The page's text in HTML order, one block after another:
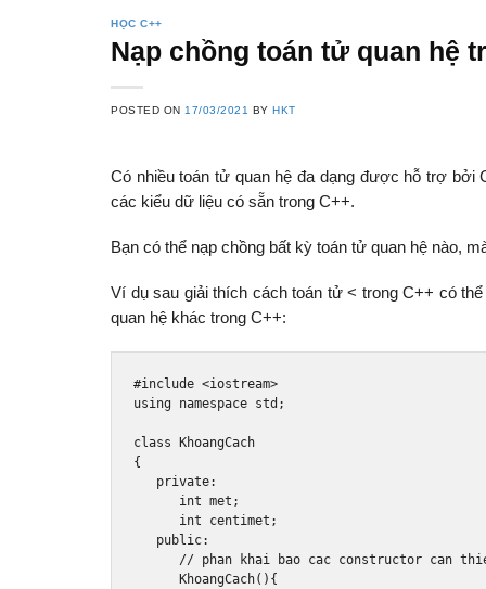
HỌC C++
Nạp chồng toán tử quan hệ
POSTED ON 17/03/2021 BYHKT
Có nhiều toán tử quan hệ đa dạng được hỗ trợ
các kiểu dữ liệu có sẵn trong C++.
Bạn có thể nạp chồng bất kỳ toán tử quan hệ nào,
Ví dụ sau giải thích cách toán tử < trong C++ có
quan hệ khác trong C++:
#include <iostream>
using namespace std ;
class KhoangCach
{
private:
int met ;
int centimet ;
public:
// phan khai bao cac constructor can
KhoangCach(){